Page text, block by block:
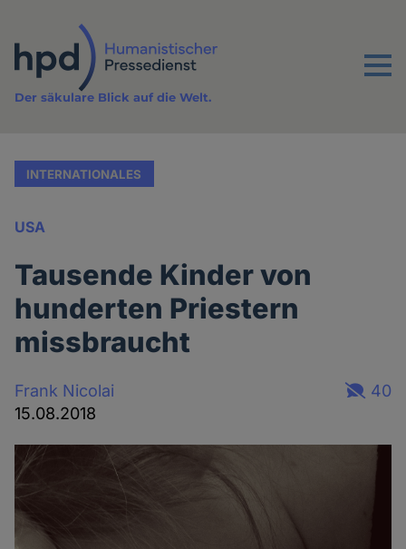
Inhalt
Menu
Der säkulare Blick auf die Welt.
INTERNATIONALES
USA
Tausende Kinder von
hunderten Priestern
missbraucht
Frank Nicolai
15.08.2018
40